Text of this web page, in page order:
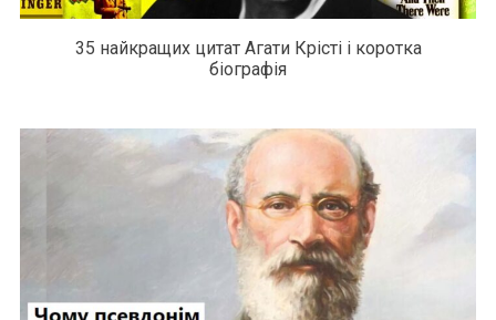
35 найкращих цитат Агати Крісті і коротка
біографія